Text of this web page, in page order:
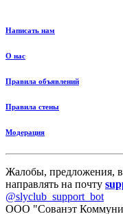
Написать нам
О нас
Правила объявлений
Правила стены
Модерация
Жалобы, предложения,
направлять на почту
@slyclub_support_bot
ООО "Сованэт